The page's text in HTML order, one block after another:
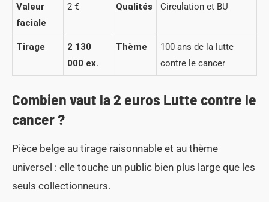
Valeur
faciale
2 € Qualités Circulation et BU
Tirage
2 130
000 ex.
Thème
100 ans de la lutte
contre le cancer
Combien vaut la 2 euros Lutte contre le
cancer ?
Pièce belge au tirage raisonnable et au thème
universel : elle touche un public bien plus large que les
seuls collectionneurs.